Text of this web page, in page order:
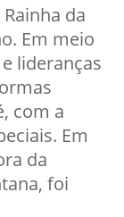
da
Em meio
lideranças
com a
Em
da
foi